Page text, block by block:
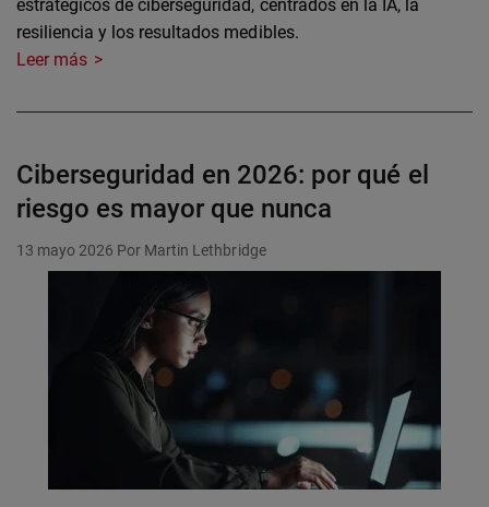
estratégicos de ciberseguridad, centrados en la IA, la
resiliencia y los resultados medibles.
Leer más
Ciberseguridad en 2026: por qué el
riesgo es mayor que nunca
13 mayo 2026 Por Martin Lethbridge